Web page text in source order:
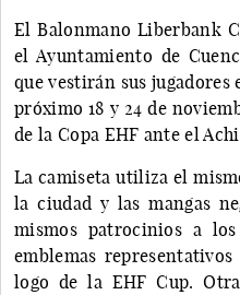
El Balonmano Liberbank
el Ayuntamiento de
que vestirán sus
próximo 18 y 24 de
de la Copa EHF ante el
La camiseta utiliza el
la ciudad y las mangas
mismos patrocinios a
emblemas
logo de la EHF Cup.